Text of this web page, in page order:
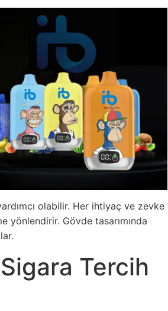
olabilir. Her ihtiyaç ve zevke
yönlendirir. Gövde tasarımında
Tercih